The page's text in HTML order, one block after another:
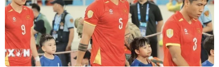
31/07/2026 00:00
Hình thành chuỗi sản phẩm du lịch
tại “Địa đạo Kỳ Anh-Bãi sậy sông